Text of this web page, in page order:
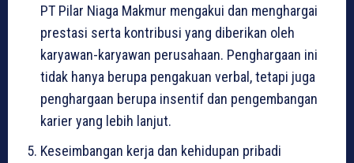
PT Pilar Niaga Makmur mengakui dan menghargai
prestasi serta kontribusi yang diberikan oleh
karyawan-karyawan perusahaan. Penghargaan ini
tidak hanya berupa pengakuan verbal, tetapi juga
penghargaan berupa insentif dan pengembangan
karier yang lebih lanjut.
Keseimbangan kerja dan kehidupan pribadi